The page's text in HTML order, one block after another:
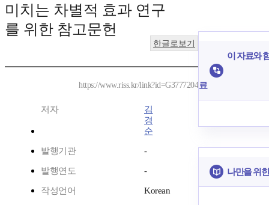
미치는 차별적 효과 연구
를 위한 참고문헌
한글로보기
https://www.riss.kr/link?id=G3777204
저자
김
경
순
발행기관 -
발행연도 -
작성언어 Korean
이 자료와
료
나만을 위